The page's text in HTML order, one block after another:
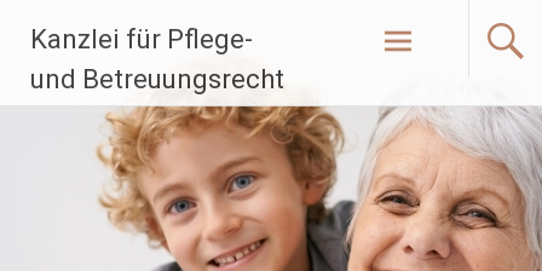
Inhalt
springen
Kanzlei für Pflege-
und Betreuungsrecht